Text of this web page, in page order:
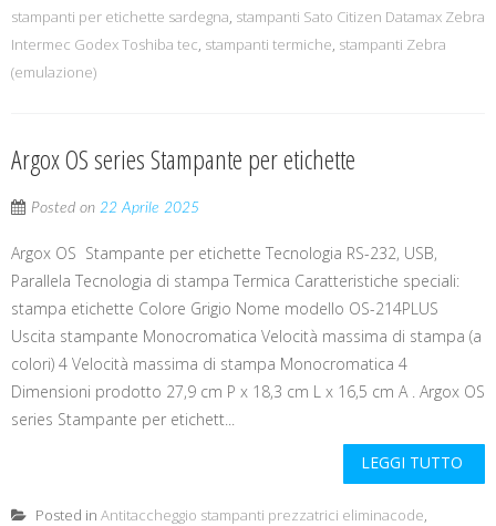
stampanti per etichette sardegna, stampanti Sato Citizen Datamax Zebra
Intermec Godex Toshiba tec, stampanti termiche, stampanti Zebra
(emulazione)
Argox OS series Stampante per etichette
Posted on 22 Aprile 2025
Argox OS Stampante per etichette Tecnologia RS-232, USB,
Parallela Tecnologia di stampa Termica Caratteristiche speciali:
stampa etichette Colore Grigio Nome modello OS-214PLUS
Uscita stampante Monocromatica Velocità massima di stampa (a
colori) 4 Velocità massima di stampa Monocromatica 4
Dimensioni prodotto 27,9 cm P x 18,3 cm L x 16,5 cm A . Argox OS
series Stampante per etichett...
LEGGI TUTTO
Posted in Antitaccheggio stampanti prezzatrici eliminacode,